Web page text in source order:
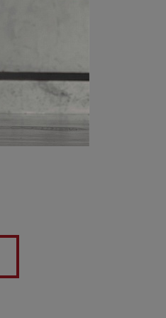
Больше не
будут списаны